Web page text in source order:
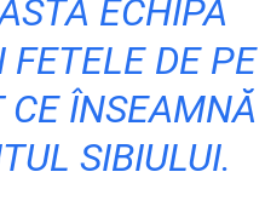
ECHIPĂ
DE PE
CE ÎNSEAMNĂ
SIBIULUI.